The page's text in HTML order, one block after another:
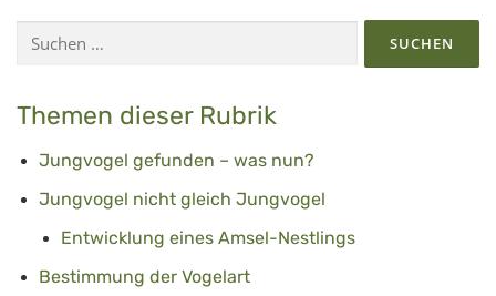
nach:
Themen dieser Rubrik
Jungvogel gefunden – was nun?
Jungvogel nicht gleich Jungvogel
Entwicklung eines Amsel-Nestlings
Bestimmung der Vogelart